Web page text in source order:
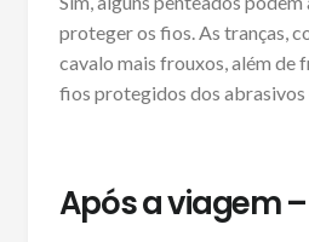
proteger os fios. As tranças,
cavalo mais frouxos, além de
fios protegidos dos abrasivos
Após a viagem